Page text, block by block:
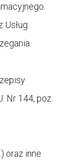
Nr 144, poz.
oraz inne